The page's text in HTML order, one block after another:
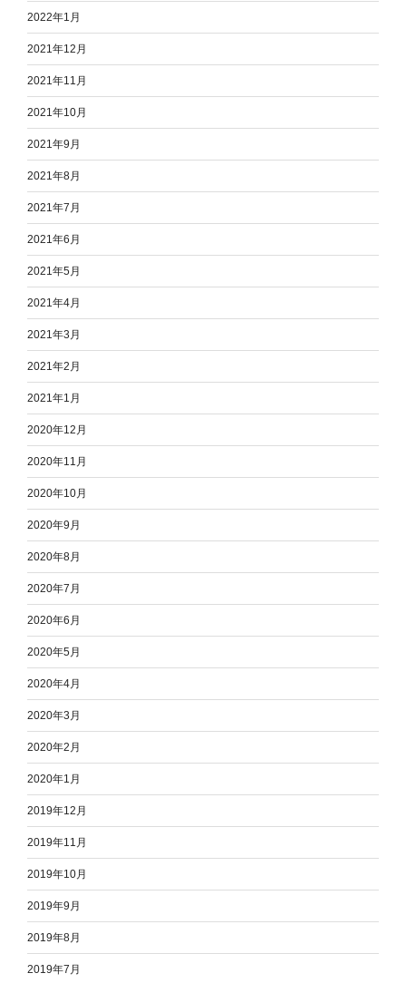
2022年1月
2021年12月
2021年11月
2021年10月
2021年9月
2021年8月
2021年7月
2021年6月
2021年5月
2021年4月
2021年3月
2021年2月
2021年1月
2020年12月
2020年11月
2020年10月
2020年9月
2020年8月
2020年7月
2020年6月
2020年5月
2020年4月
2020年3月
2020年2月
2020年1月
2019年12月
2019年11月
2019年10月
2019年9月
2019年8月
2019年7月